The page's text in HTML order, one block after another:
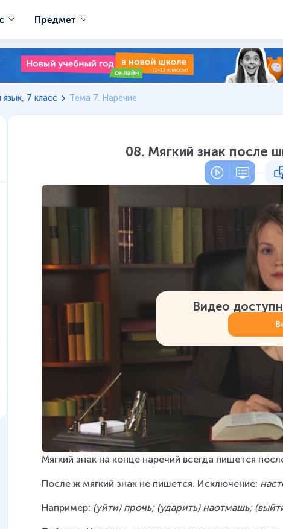
Предмет
язык, 7 класс Тема 7. Наречие
08. Мягкий знак после
Видео
Мягкий знак на конце наречий всегда пишется
После ж мягкий знак не пишется. Исключение:
Например: (уйти) прочь; (ударить) наотмашь;